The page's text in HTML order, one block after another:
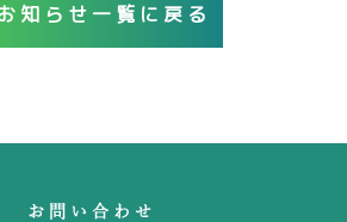
知らせ一覧に戻る
お問い合わせ